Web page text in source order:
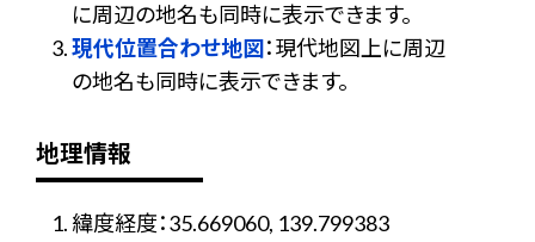
に周辺の地名も同時に表示できます。
現代位置合わせ地図：現代地図上に周辺
の地名も同時に表示できます。
地理情報
緯度経度：35.669060, 139.799383